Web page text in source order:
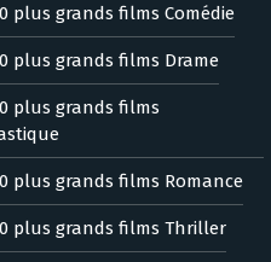
plus grands films Comédie
plus grands films Drame
plus grands films
plus grands films Romance
plus grands films Thriller